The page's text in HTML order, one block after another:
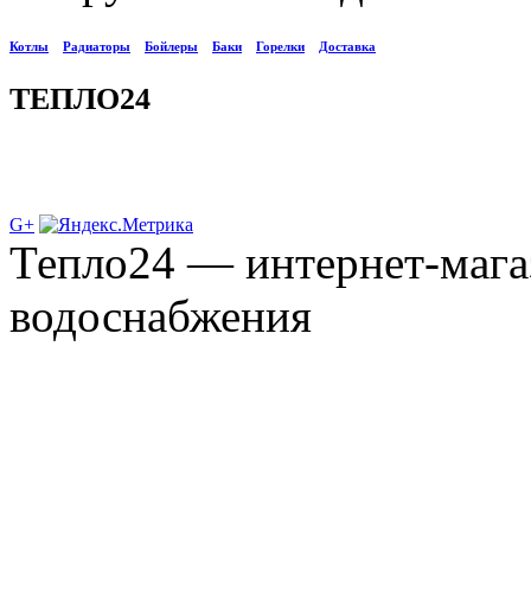
Котлы Радиаторы Бойлеры Баки Горелки Доставка
ТЕПЛО24
G+
Тепло24 — интернет-
водоснабжения